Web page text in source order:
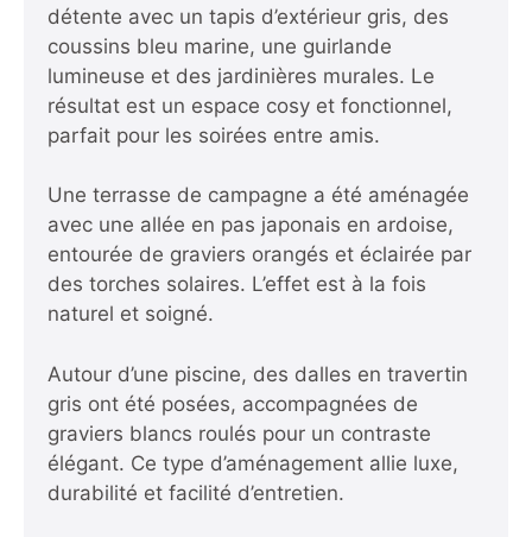
détente avec un tapis d’extérieur gris, des
coussins bleu marine, une guirlande
lumineuse et des jardinières murales. Le
résultat est un espace cosy et fonctionnel,
parfait pour les soirées entre amis.
Une terrasse de campagne a été aménagée
avec une allée en pas japonais en ardoise,
entourée de graviers orangés et éclairée par
des torches solaires. L’effet est à la fois
naturel et soigné.
Autour d’une piscine, des dalles en travertin
gris ont été posées, accompagnées de
graviers blancs roulés pour un contraste
élégant. Ce type d’aménagement allie luxe,
durabilité et facilité d’entretien.